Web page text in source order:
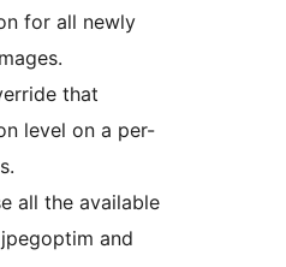
for all newly
that
level on a per-
all the available
and